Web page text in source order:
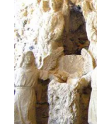
YOUTUBE
EMAIL